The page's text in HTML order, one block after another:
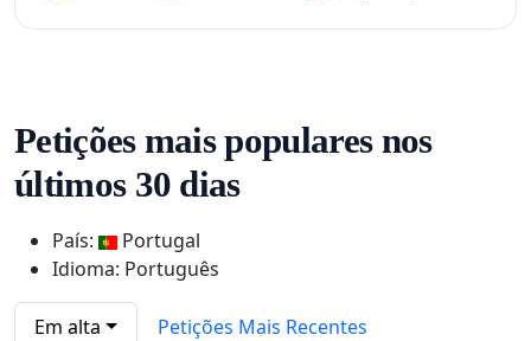
Petições mais populares nos
últimos 30 dias
País:
Portugal
Idioma: Português
Em alta Petições Mais Recentes